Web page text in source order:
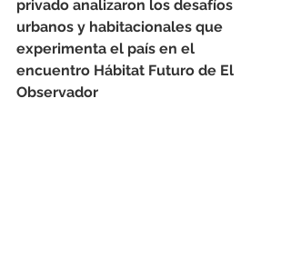
privado analizaron los desafíos
urbanos y habitacionales que
experimenta el país en el
encuentro Hábitat Futuro de El
Observador